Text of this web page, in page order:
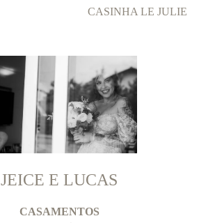
CASINHA LE JULIE
JEICE E LUCAS
CASAMENTOS